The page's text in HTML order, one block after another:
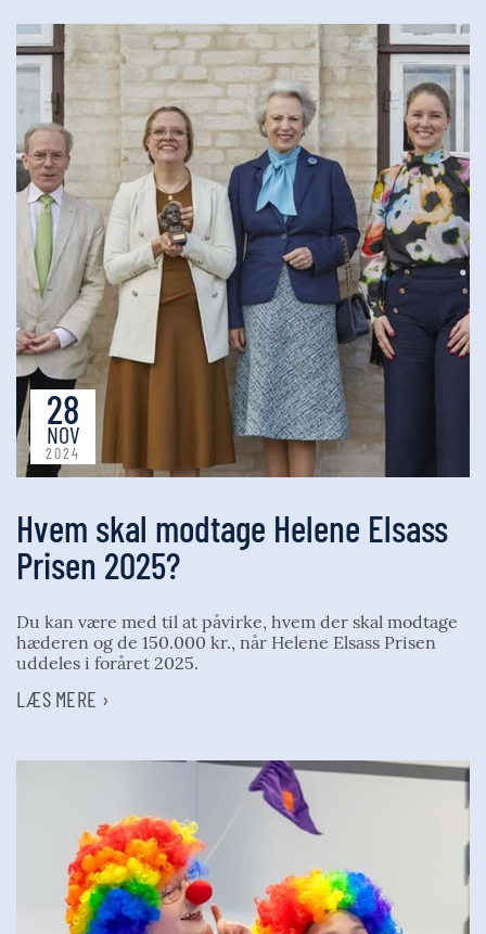
28
NOV
2024
Hvem skal modtage Helene Elsass
Prisen 2025?
Du kan være med til at påvirke, hvem der skal modtage
hæderen og de 150.000 kr., når Helene Elsass Prisen
uddeles i foråret 2025.
LÆS MERE ›